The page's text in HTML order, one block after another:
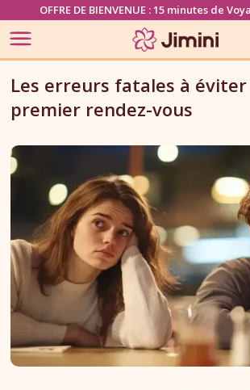
OFFRE DE BIENVENUE : 15 minutes de
Les erreurs fatales à
premier rendez-vous